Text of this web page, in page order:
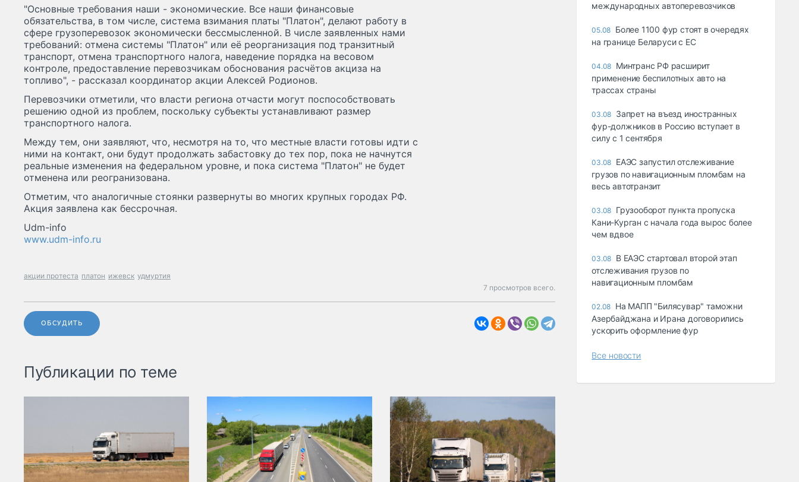
"Основные требования наши - экономические. Все наши финансовые
обязательства, в том числе, система взимания платы "Платон", делают работу в
сфере грузоперевозок экономически бессмысленной. В числе заявленных нами
требований: отмена системы "Платон" или её реорганизация под транзитный
транспорт, отмена транспортного налога, наведение порядка на весовом
контроле, предоставление перевозчикам обоснования расчётов акциза на
топливо", - рассказал координатор акции Алексей Родионов.
Перевозчики отметили, что власти региона отчасти могут поспособствовать
решению одной из проблем, поскольку субъекты устанавливают размер
транспортного налога.
Между тем, они заявляют, что, несмотря на то, что местные власти готовы идти с
ними на контакт, они будут продолжать забастовку до тех пор, пока не начнутся
реальные изменения на федеральном уровне, и пока система "Платон" не будет
отменена или реогранизована.
Отметим, что аналогичные стоянки развернуты во многих крупных городах РФ.
Акция заявлена как бессрочная.
Udm-info
www.udm-info.ru
акции протеста платон ижевск удмуртия
7 просмотров всего.
ОБСУДИТЬ
Публикации по теме
международных автоперевозчиков
05.08 Более 1100 фур стоят в очередях
на границе Беларуси с ЕС
04.08 Минтранс РФ расширит
применение беспилотных авто на
трассах страны
03.08 Запрет на въезд иностранных
фур-должников в Россию вступает в
силу с 1 сентября
03.08 ЕАЭС запустил отслеживание
грузов по навигационным пломбам на
весь автотранзит
03.08 Грузооборот пункта пропуска
Кани-Курган с начала года вырос более
чем вдвое
03.08 В ЕАЭС стартовал второй этап
отслеживания грузов по
навигационным пломбам
02.08 На МАПП "Билясувар" таможни
Азербайджана и Ирана договорились
ускорить оформление фур
Все новости